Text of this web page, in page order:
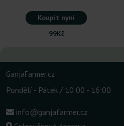
Koupit nyní
99Kč
GanjaFarmer.cz
Pondělí - Pátek / 10:00 - 16:00
info@ganjafarmer.cz